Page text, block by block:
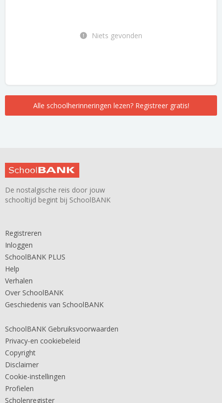
Niets gevonden
Alle schoolherinneringen lezen? Registreer gratis!
De nostalgische reis door jouw
schooltijd begint bij SchoolBANK
Registreren
Inloggen
SchoolBANK PLUS
Help
Verhalen
Over SchoolBANK
Geschiedenis van SchoolBANK
SchoolBANK Gebruiksvoorwaarden
Privacy-en cookiebeleid
Copyright
Disclaimer
Cookie-instellingen
Profielen
Scholenregister